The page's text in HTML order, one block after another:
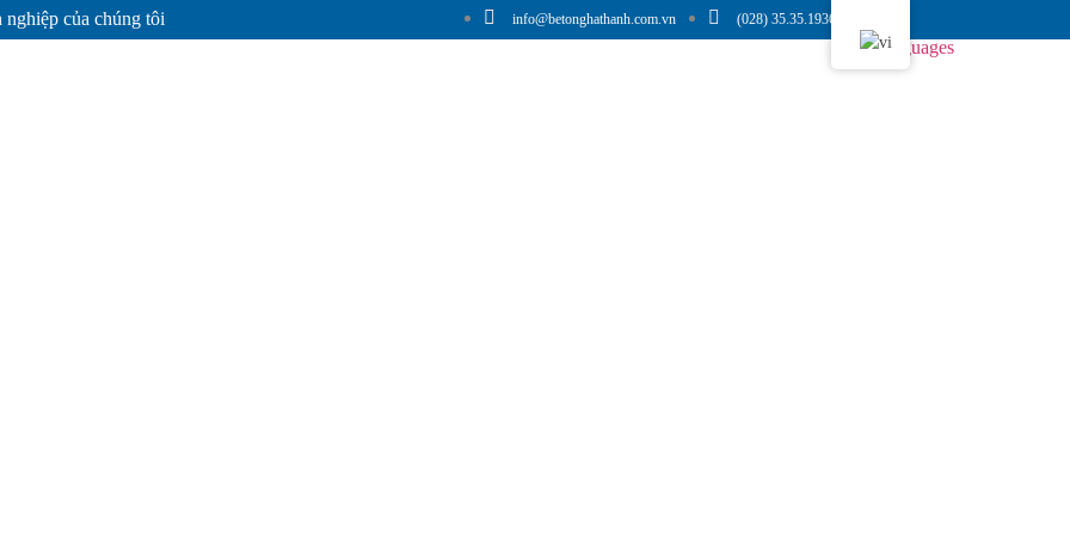
của chúng tôi info@betonghathanh.com.vn (028) 35.35.1936
Languages